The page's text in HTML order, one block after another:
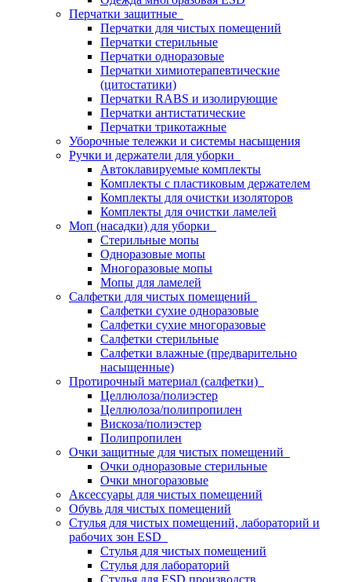
Перчатки защитные
Перчатки для чистых помещений
Перчатки стерильные
Перчатки одноразовые
Перчатки химиотерапевтические
(цитостатики)
Перчатки RABS и изолирующие
Перчатки антистатические
Перчатки трикотажные
Уборочные тележки и системы насыщения
Ручки и держатели для уборки
Автоклавируемые комплекты
Комплекты с пластиковым держателем
Комплекты для очистки изоляторов
Комплекты для очистки ламелей
Моп (насадки) для уборки
Стерильные мопы
Одноразовые мопы
Многоразовые мопы
Мопы для ламелей
Салфетки для чистых помещений
Салфетки сухие одноразовые
Салфетки сухие многоразовые
Салфетки стерильные
Салфетки влажные (предварительно
насыщенные)
Протирочный материал (салфетки)
Целлюлоза/полиэстер
Целлюлоза/полипропилен
Вискоза/полиэстер
Полипропилен
Очки защитные для чистых помещений
Очки одноразовые стерильные
Очки многоразовые
Аксессуары для чистых помещений
Обувь для чистых помещений
Стулья для чистых помещений, лабораторий и
рабочих зон ESD
Стулья для чистых помещений
Стулья для лабораторий